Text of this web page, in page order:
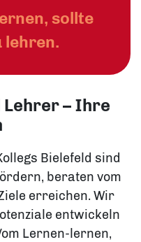
sollte
lehren.
Lehrer – Ihre
Bielefeld sind
beraten vom
erreichen. Wir
entwickeln
Lernen-lernen,